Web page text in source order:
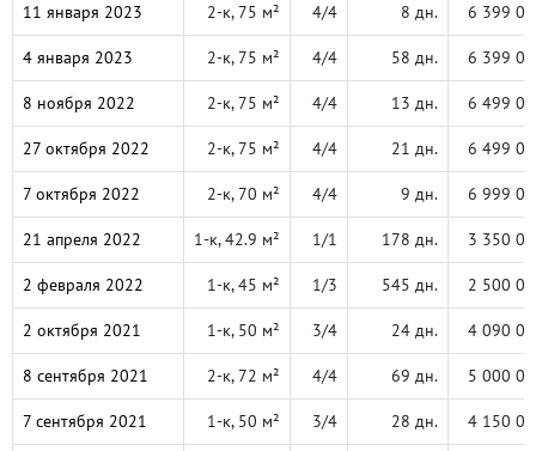
11 января 2023 2-к, 75 м² 4/4 8 дн. 6 399
4 января 2023 2-к, 75 м² 4/4 58 дн. 6 399
8 ноября 2022 2-к, 75 м² 4/4 13 дн. 6 499
27 октября 2022 2-к, 75 м² 4/4 21 дн. 6 499
7 октября 2022 2-к, 70 м² 4/4 9 дн. 6 999
21 апреля 2022 1-к, 42.9 м² 1/1 178 дн. 3 350
2 февраля 2022 1-к, 45 м² 1/3 545 дн. 2 500
2 октября 2021 1-к, 50 м² 3/4 24 дн. 4 090
8 сентября 2021 2-к, 72 м² 4/4 69 дн. 5 000
7 сентября 2021 1-к, 50 м² 3/4 28 дн. 4 150